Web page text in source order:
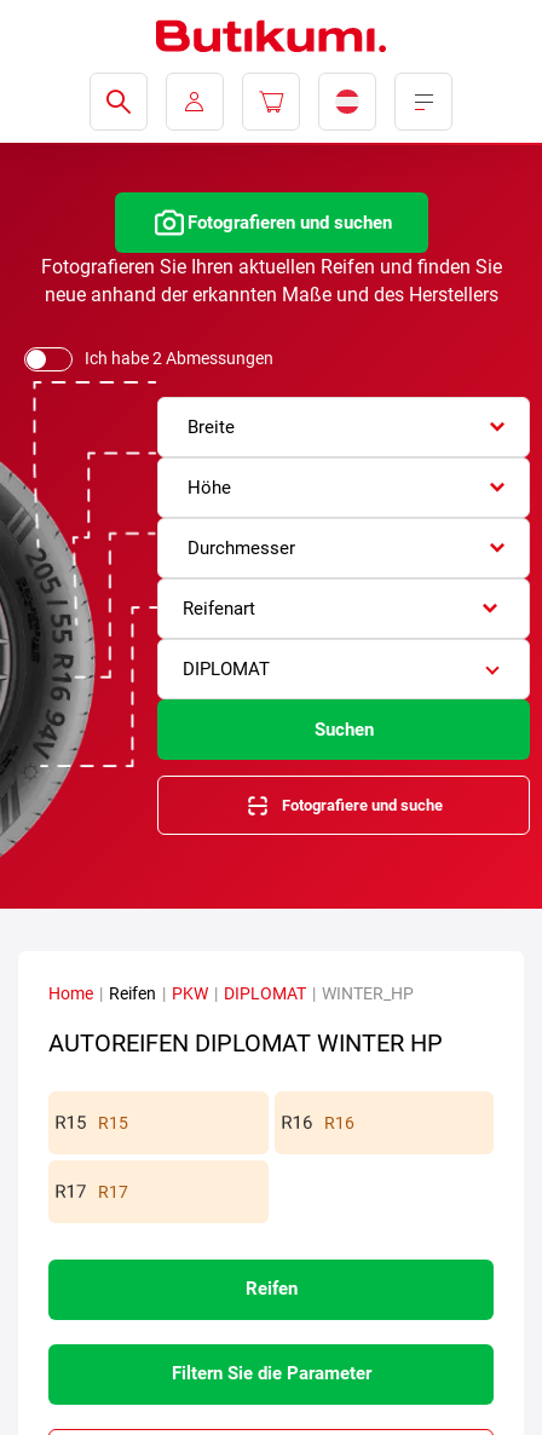
Fotografieren und suchen
Fotografieren Sie Ihren aktuellen Reifen und finden Sie
neue anhand der erkannten Maße und des Herstellers
Ich habe 2 Abmessungen
Breite
Höhe
Durchmesser
Reifenart
DIPLOMAT
Suchen
Fotografiere und suche
Home | Reifen | PKW | DIPLOMAT | WINTER_HP
AUTOREIFEN DIPLOMAT WINTER HP
R15 R16
R17
Reifen
Filtern Sie die Parameter